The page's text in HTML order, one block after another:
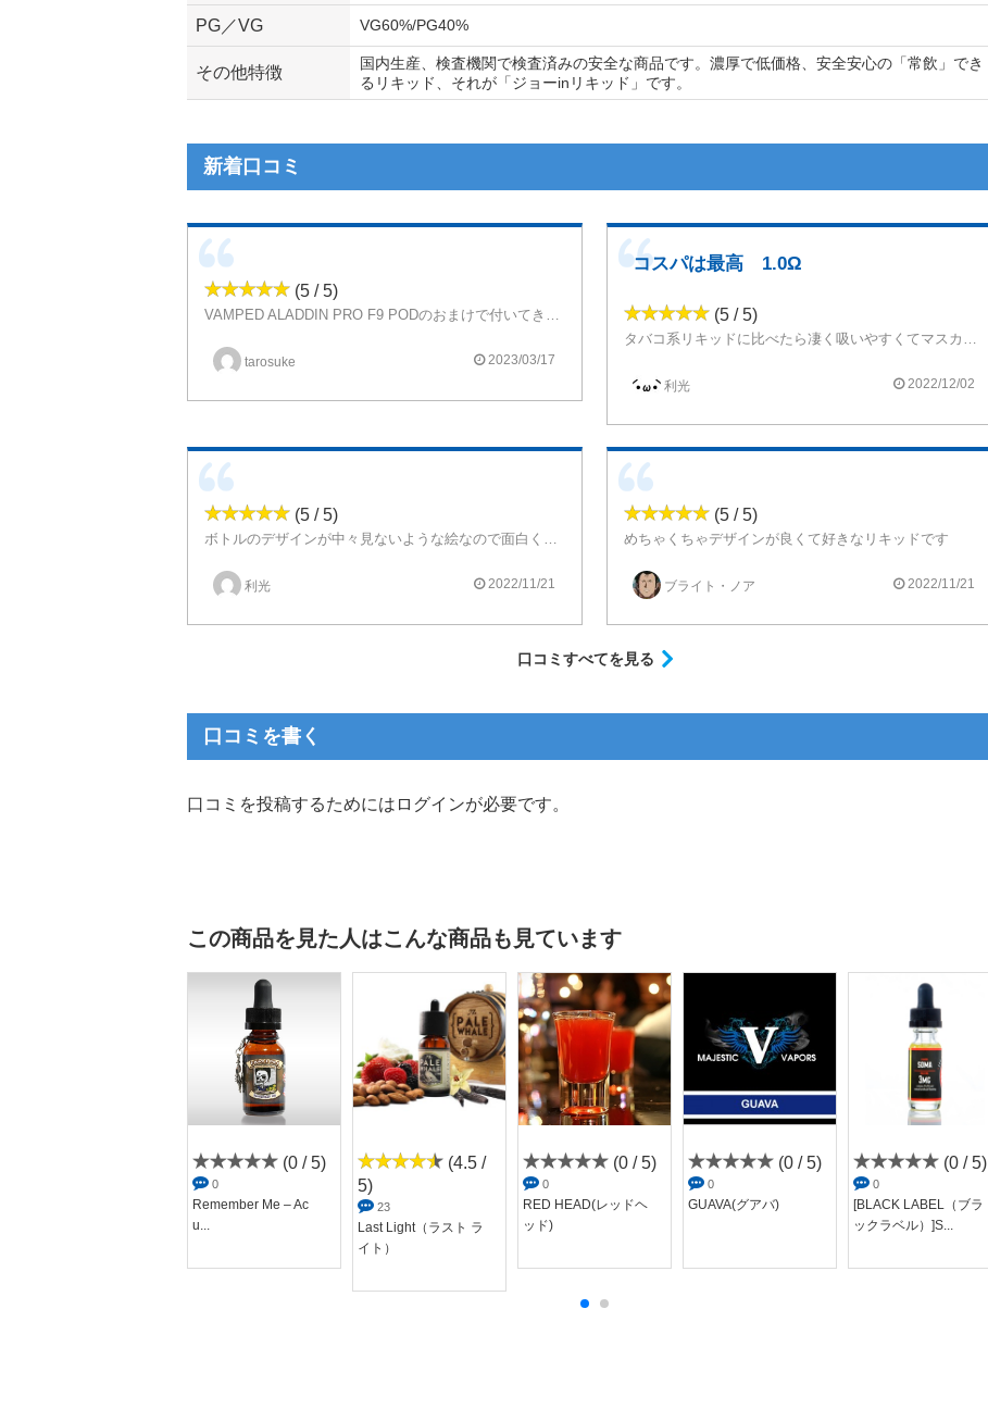
PG／VG VG60%/PG40%
その他特徴
国内生産、検査機関で検査済みの安全な商品です。濃厚で低価格、安全安心の「常飲」でき
るリキッド、それが「ジョーinリキッド」です。
新着口コミ
(5 / 5)
VAMPED ALADDIN PRO F9 PODのおまけで付いてきたものを吸いました。
tarosuke 2023/03/17
コスパは最高 1.0Ω
(5 / 5)
タバコ系リキッドに比べたら凄く吸いやすくてマスカットの味が出てて美味い
ハズレリキッドを引いた時の逃げ道に良いかなと思う
利光 2022/12/02
(5 / 5)
利光 2022/11/21
(5 / 5)
めちゃくちゃデザインが良くて好きなリキッドです
ぜひ試してみてね
ブライト・ノア 2022/11/21
口コミすべてを見る
口コミを書く
口コミを投稿するためにはログインが必要です。
この商品を見た人はこんな商品も見ています
(0 / 5)
0
Remember Me – Ac
u...
(4.5 /
5)
23
Last Light（ラスト ラ
イト）
(0 / 5)
0
RED HEAD(レッドヘ
ッド)
(0 / 5)
0
GUAVA(グアバ)
(0 / 5)
0
[BLACK LABEL（ブラ
ックラベル）]S...